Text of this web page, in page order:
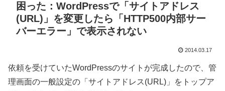
困った：WordPressで「サイトアドレス
(URL)」を変更したら「HTTP500内部サー
バーエラー」で表示されない
2014.03.17
依頼を受けていたWordPressのサイトが完成したので、管
理画面の一般設定の「サイトアドレス(URL)」をトップア